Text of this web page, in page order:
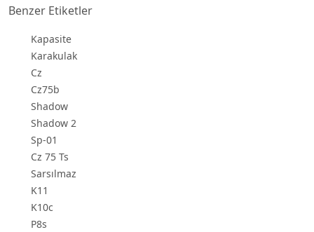
Benzer Etiketler
Kapasite
Karakulak
Cz
Cz75b
Shadow
Shadow 2
Sp-01
Cz 75 Ts
Sarsılmaz
K11
K10c
P8s